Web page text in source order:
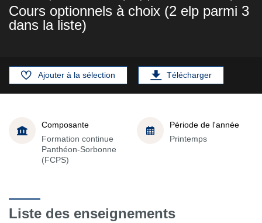
Cours optionnels à choix (2 elp parmi 3
dans la liste)
Ajouter à la sélection Télécharger
Composante
Formation continue
Panthéon-Sorbonne
(FCPS)
Période de l'année
Printemps
Liste des enseignements